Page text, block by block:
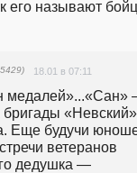
его называют
18.01 в 07:11
бригады «Невский»
Еще будучи
ветеранов
дедушка —